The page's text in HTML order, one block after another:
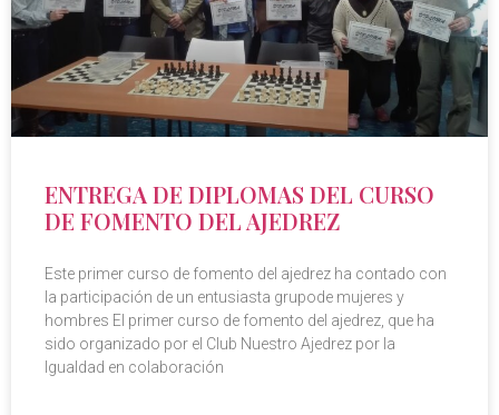
ENTREGA DE DIPLOMAS DEL CURSO
DE FOMENTO DEL AJEDREZ
Este primer curso de fomento del ajedrez ha contado con
la participación de un entusiasta grupode mujeres y
hombres El primer curso de fomento del ajedrez, que ha
sido organizado por el Club Nuestro Ajedrez por la
Igualdad en colaboración